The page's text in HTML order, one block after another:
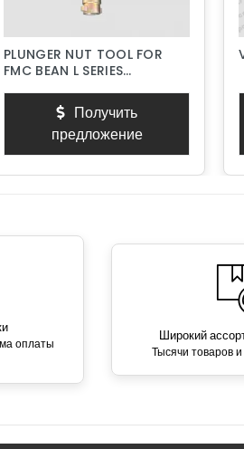
PLUNGER NUT TOOL FOR
FMC BEAN L SERIES
Получить
предложение
оплаты Широкий
Тысячи товаров